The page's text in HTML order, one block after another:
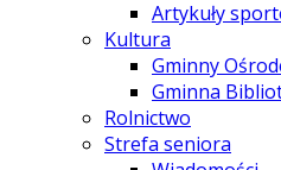
Artykuły
Kultura
Gminny
Gminna
Rolnictwo
Strefa seniora